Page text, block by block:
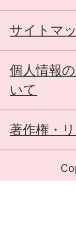
サイトマ
個人情報
いて
著作権・